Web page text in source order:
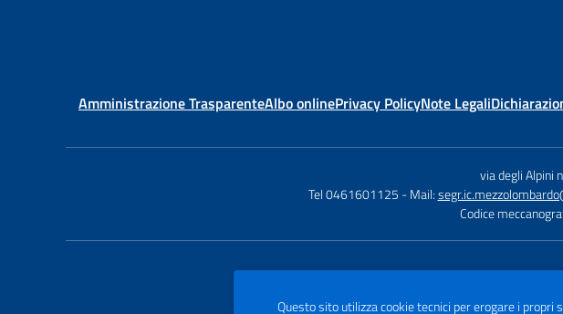
Amministrazione TrasparenteAlbo onlinePrivacy PolicyNote Legali
via degli Alpini
Tel 0461601125 - Mail:
Codice
Questo sito utilizza cookie tecnici per erogare i propri